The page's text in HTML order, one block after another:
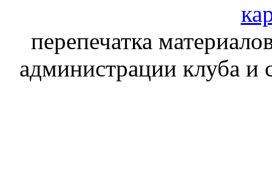
перепечатка
администрации клуба и